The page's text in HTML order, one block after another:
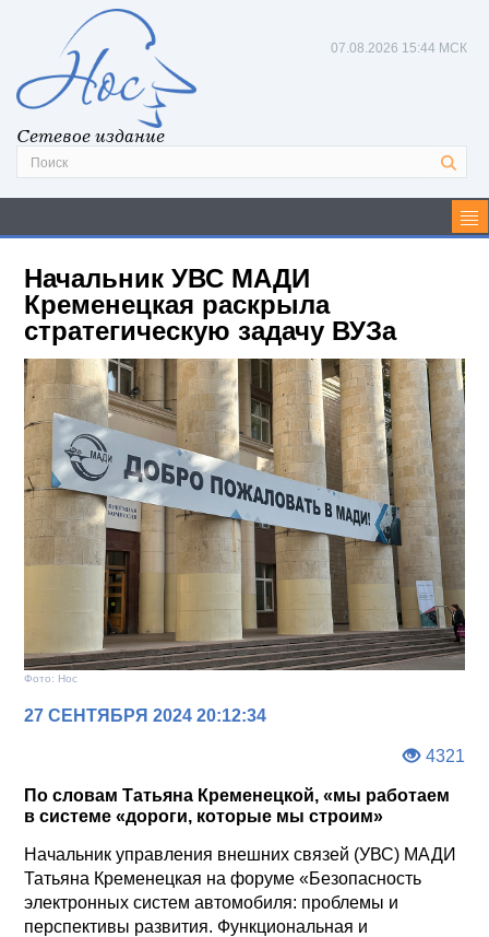
Сетевое издание
07.08.2026 15:44 МСК
Начальник УВС МАДИ
Кременецкая раскрыла
стратегическую задачу ВУЗа
Фото: Нос
27 СЕНТЯБРЯ 2024 20:12:34
4321
По словам Татьяна Кременецкой, «мы работаем
в системе «дороги, которые мы строим»
Начальник управления внешних связей (УВС) МАДИ
Татьяна Кременецкая на форуме «Безопасность
электронных систем автомобиля: проблемы и
перспективы развития. Функциональная и